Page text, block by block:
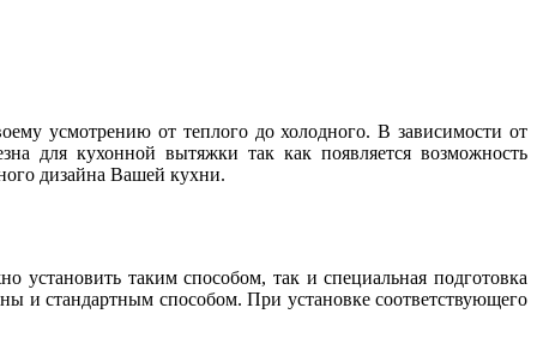
усмотрению от теплого до холодного. В зависимости от
для кухонной вытяжки так как появляется возможность
дизайна Вашей кухни.
установить таким способом, так и специальная подготовка
и стандартным способом. При установке соответствующего